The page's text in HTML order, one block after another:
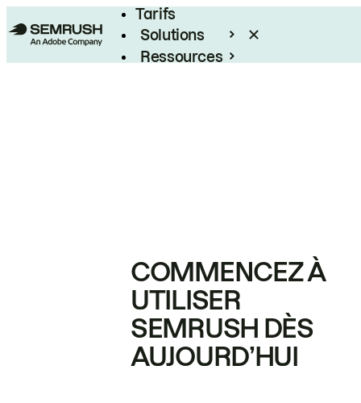
Tarifs
Solutions
Ressources
COMMENCEZ À
UTILISER
SEMRUSH DÈS
AUJOURD’HUI